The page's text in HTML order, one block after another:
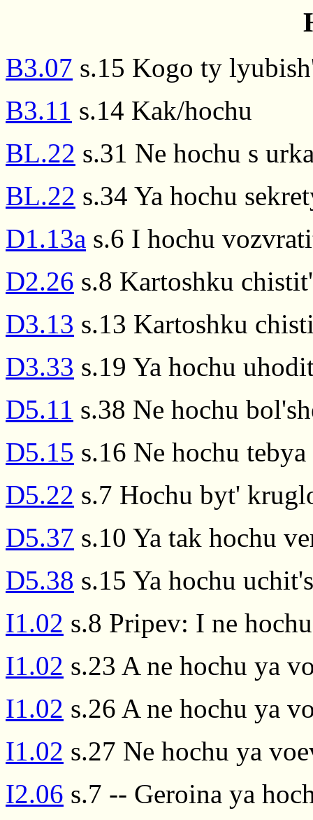
B3.07 s.15 Kogo ty
B3.11 s.14 Kak/hochu
BL.22 s.31 Ne hochu s
BL.22 s.34 Ya hochu
D1.13a s.6 I hochu
D2.26 s.8 Kartoshku
D3.13 s.13 Kartoshku
D3.33 s.19 Ya hochu
D5.11 s.38 Ne hochu
D5.15 s.16 Ne hochu tebya
D5.22 s.7 Hochu byt'
D5.37 s.10 Ya tak hochu
D5.38 s.15 Ya hochu
I1.02 s.8 Pripev: I ne
I1.02 s.23 A ne hochu ya
I1.02 s.26 A ne hochu ya
I1.02 s.27 Ne hochu ya
I2.06 s.7 -- Geroina ya